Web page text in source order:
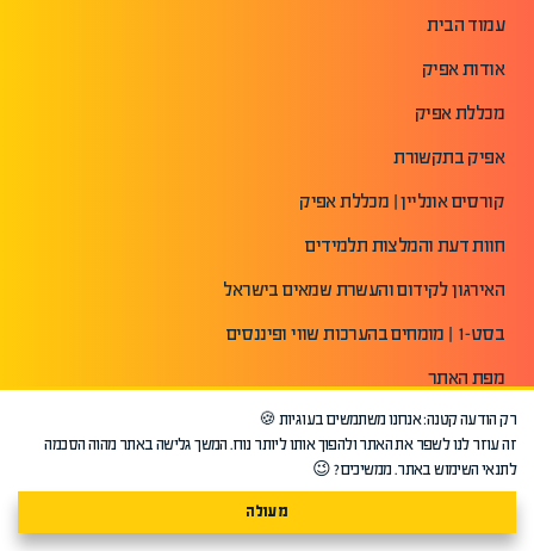
עמוד הבית
אודות אפיק
מכללת אפיק
אפיק בתקשורת
קורסים אונליין | מכללת אפיק
חוות דעת והמלצות תלמידים
האירגון לקידום והעשרת שמאים בישראל
בסט-1 | מומחים בהערכות שווי ופיננסים
מפת האתר
הצהרת נגישות
תנאי שימוש באתר
רק הודעה קטנה: אנחנו משתמשים בעוגיות 🍪
זה עוזר לנו לשפר את האתר ולהפוך אותו ליותר נוח. המשך גלישה באתר מהוה הסכמה
לתנאי השימוש באתר. ממשיכים? 😉
מעולה